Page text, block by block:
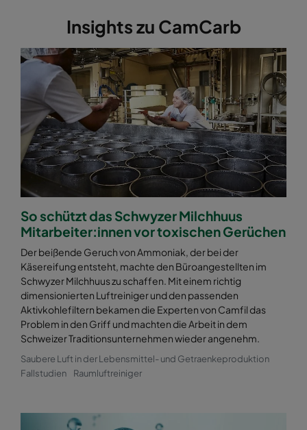
Insights zu CamCarb
So schützt das Schwyzer Milchhuus
Mitarbeiter:innen vor toxischen Gerüchen
Der beißende Geruch von Ammoniak, der bei der
Käsereifung entsteht, machte den Büroangestellten im
Schwyzer Milchhuus zu schaffen. Mit einem richtig
dimensionierten Luftreiniger und den passenden
Aktivkohlefiltern bekamen die Experten von Camfil das
Problem in den Griff und machten die Arbeit in dem
Schweizer Traditionsunternehmen wieder angenehm.
Saubere Luft in der Lebensmittel- und Getraenkeproduktion
Fallstudien
Raumluftreiniger